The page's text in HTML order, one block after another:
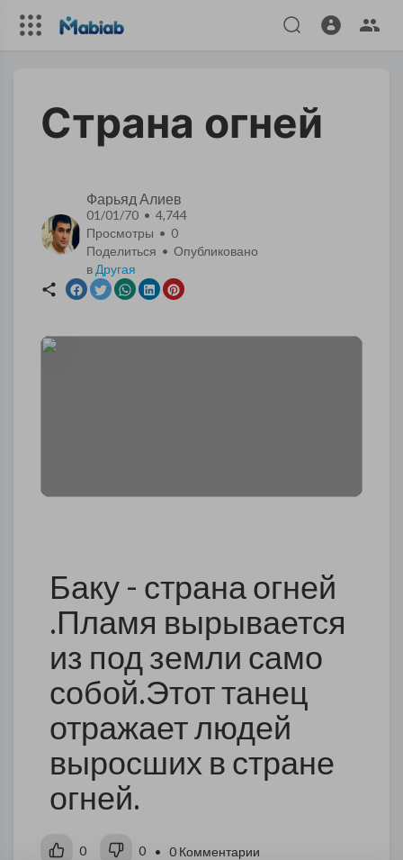
Страна огней
Фарьяд Алиев
01/01/70 • 4,744
Просмотры • 0
Поделиться • Опубликовано
в Другая
Баку - страна огней
.Пламя вырывается
из под земли само
собой.Этот танец
отражает людей
выросших в стране
огней.
0 0 • 0 Комментарии